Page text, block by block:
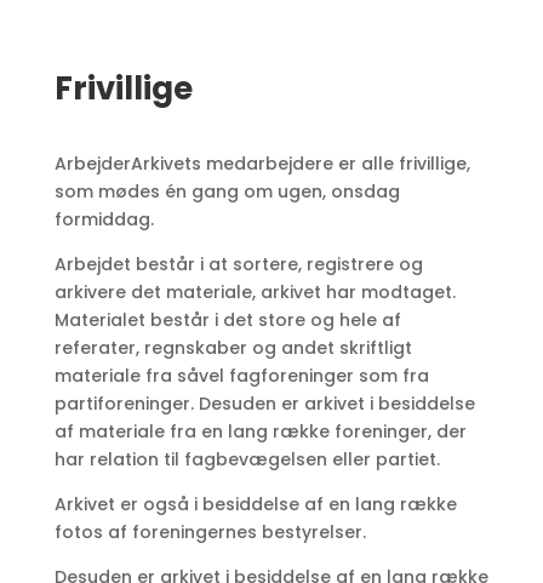
Frivillige
ArbejderArkivets medarbejdere er alle frivillige,
som mødes én gang om ugen, onsdag
formiddag.
Arbejdet består i at sortere, registrere og
arkivere det materiale, arkivet har modtaget.
Materialet består i det store og hele af
referater, regnskaber og andet skriftligt
materiale fra såvel fagforeninger som fra
partiforeninger. Desuden er arkivet i besiddelse
af materiale fra en lang række foreninger, der
har relation til fagbevægelsen eller partiet.
Arkivet er også i besiddelse af en lang række
fotos af foreningernes bestyrelser.
Desuden er arkivet i besiddelse af en lang række